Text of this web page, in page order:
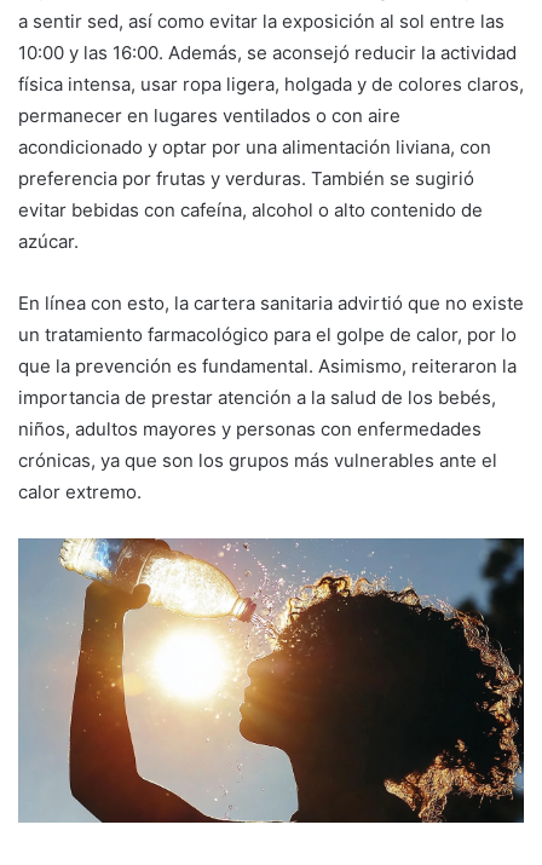
a sentir sed, así como evitar la exposición al sol entre las
10:00 y las 16:00. Además, se aconsejó reducir la actividad
física intensa, usar ropa ligera, holgada y de colores claros,
permanecer en lugares ventilados o con aire
acondicionado y optar por una alimentación liviana, con
preferencia por frutas y verduras. También se sugirió
evitar bebidas con cafeína, alcohol o alto contenido de
azúcar.
En línea con esto, la cartera sanitaria advirtió que no existe
un tratamiento farmacológico para el golpe de calor, por lo
que la prevención es fundamental. Asimismo, reiteraron la
importancia de prestar atención a la salud de los bebés,
niños, adultos mayores y personas con enfermedades
crónicas, ya que son los grupos más vulnerables ante el
calor extremo.